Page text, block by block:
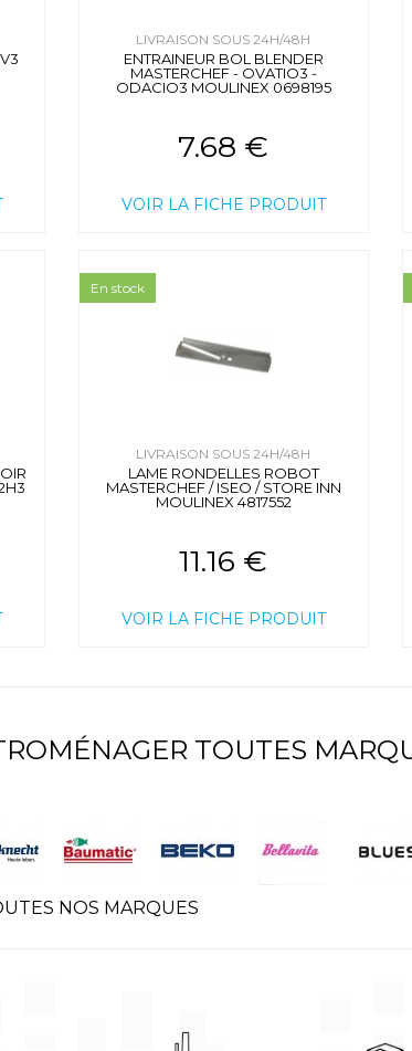
LIVRAISON SOUS 24H/48H
ENTRAINEUR BOL BLENDER
MASTERCHEF - OVATIO3 -
ODACIO3 MOULINEX 0698195
7.68 €
VOIR LA FICHE PRODUIT
LIVRAISON SOUS 24H/48H
LAME RONDELLES ROBOT
MASTERCHEF / ISEO / STORE INN
MOULINEX 4817552
11.16 €
VOIR LA FICHE PRODUIT
En stock
TOUTES
NOS MARQUES